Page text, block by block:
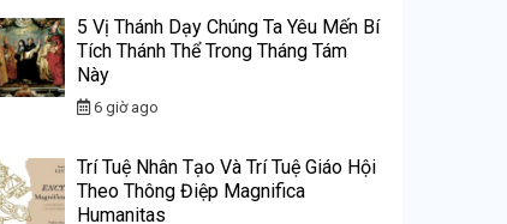
5 Vị Thánh Dạy Chúng Ta Yêu Mến Bí
Tích Thánh Thể Trong Tháng Tám
Này
6 giờ ago
Trí Tuệ Nhân Tạo Và Trí Tuệ Giáo Hội
Theo Thông Điệp Magnifica
Humanitas